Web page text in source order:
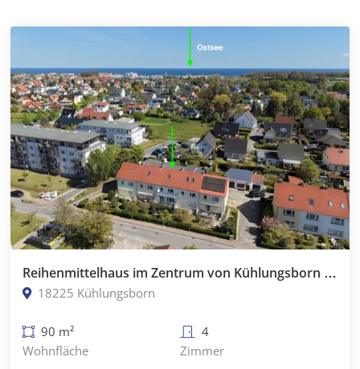
Reihenmittelhaus im Zentrum von Kühlungsborn Ost
18225 Kühlungsborn
90 m²
Wohnfläche
4
Zimmer